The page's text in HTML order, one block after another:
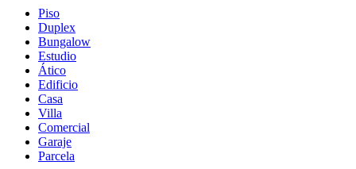
Piso
Duplex
Bungalow
Estudio
Ático
Edificio
Casa
Villa
Comercial
Garaje
Parcela